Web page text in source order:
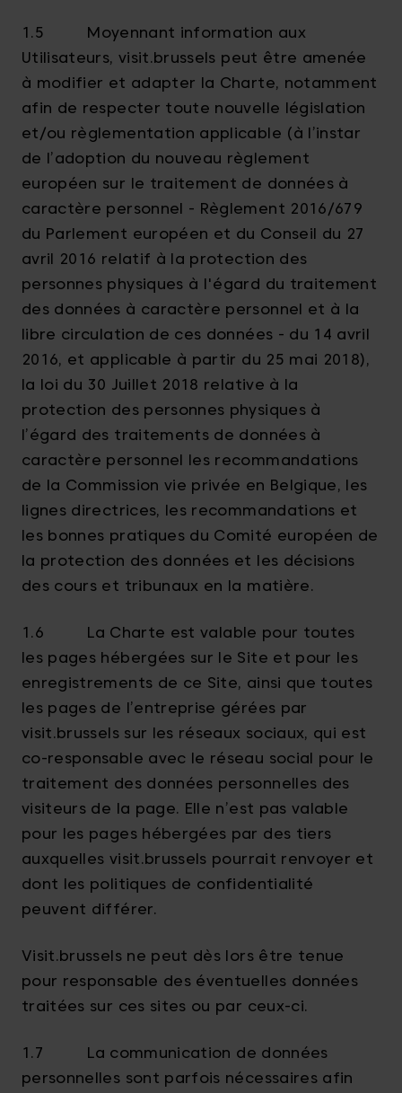
1.5 Moyennant information aux
Utilisateurs, visit.brussels peut être amenée
à modifier et adapter la Charte, notamment
afin de respecter toute nouvelle législation
et/ou règlementation applicable (à l’instar
de l’adoption du nouveau règlement
européen sur le traitement de données à
caractère personnel - Règlement 2016/679
du Parlement européen et du Conseil du 27
avril 2016 relatif à la protection des
personnes physiques à l'égard du traitement
des données à caractère personnel et à la
libre circulation de ces données - du 14 avril
2016, et applicable à partir du 25 mai 2018),
la loi du 30 Juillet 2018 relative à la
protection des personnes physiques à
l’égard des traitements de données à
caractère personnel les recommandations
de la Commission vie privée en Belgique, les
lignes directrices, les recommandations et
les bonnes pratiques du Comité européen de
la protection des données et les décisions
des cours et tribunaux en la matière.
1.6 La Charte est valable pour toutes
les pages hébergées sur le Site et pour les
enregistrements de ce Site, ainsi que toutes
les pages de l’entreprise gérées par
visit.brussels sur les réseaux sociaux, qui est
co-responsable avec le réseau social pour le
traitement des données personnelles des
visiteurs de la page. Elle n’est pas valable
pour les pages hébergées par des tiers
auxquelles visit.brussels pourrait renvoyer et
dont les politiques de confidentialité
peuvent différer.
Visit.brussels ne peut dès lors être tenue
pour responsable des éventuelles données
traitées sur ces sites ou par ceux-ci.
1.7 La communication de données
personnelles sont parfois nécessaires afin